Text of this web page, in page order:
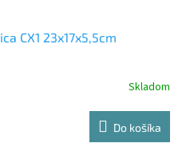
CX1 23x17x5,5cm
Skladom
Do košíka